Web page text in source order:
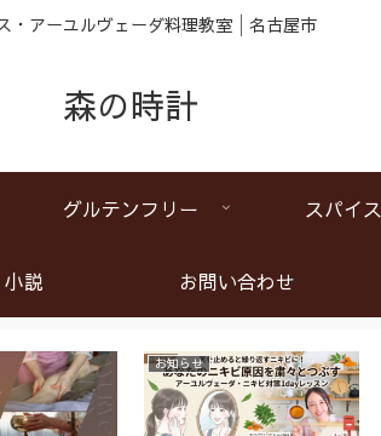
・アーユルヴェーダ料理教室│名古屋市
森の時計
グルテンフリー スパイス
小説 お問い合わせ
お知らせ